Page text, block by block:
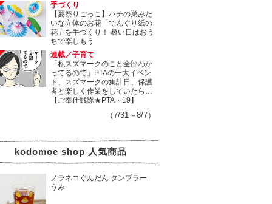
手づくり
【夏祭りごっこ】ハチの巣みた
いな立体のお花「でんぐり紙の
花」を手づくり！ 暑い日はおう
ちで楽しもう
連載／子育て
「私スズマークのこと全部わか
ってるので」PTAの一大イベン
ト、スズマークの集計日、保護
者と楽しく作業をしていたら…
【ご奉仕戦隊★PTA・19】
（7/31～8/7）
kodomoe shop 人気商品
ノラネコぐんだん タンブラー
うみ